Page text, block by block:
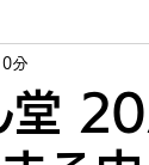
堂
分